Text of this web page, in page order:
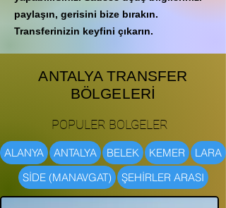
paylaşın, gerisini bize bırakın.
Transferinizin keyfini çıkarın.
ANTALYA TRANSFER
BÖLGELERİ
POPULER BOLGELER
ALANYA ANTALYA BELEK KEMER
LARA
SİDE (MANAVGAT)
ŞEHİRLER ARASI